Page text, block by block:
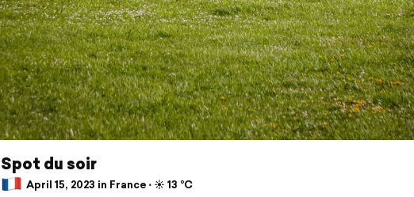
Spot du soir
April 15, 2023 in France ⋅ ☀️ 13 °C